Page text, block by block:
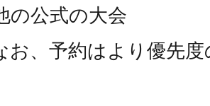
の公式の大会
お、予約はより優先